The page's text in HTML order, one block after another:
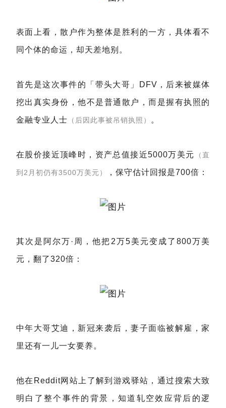
表面上看，散户作为整体是胜利的一方，具体看不
同个体的命运，却天差地别。
首先是这次事件的「带头大哥」DFV，后来被媒体
挖出真实身份，他不是普通散户，而是握有执照的
金融专业人士 （后因此事被吊销执照） 。
在股价接近顶峰时，资产总值接近5000万美元 （直
到2月初仍有3500万美元） ，保守估计回报是700倍：
其次是阿尔万·周，他把2万5美元变成了800万美
元，翻了320倍：
中年大哥艾迪，新冠来袭后，妻子面临被解雇，家
里还有一儿一女要养。
他在Reddit网站上了解到游戏驿站，通过搜索大致
明白了整个事件的背景，知道轧空效应背后的逻